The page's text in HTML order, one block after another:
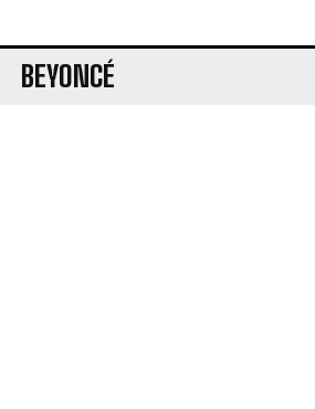
BEYONCÉ